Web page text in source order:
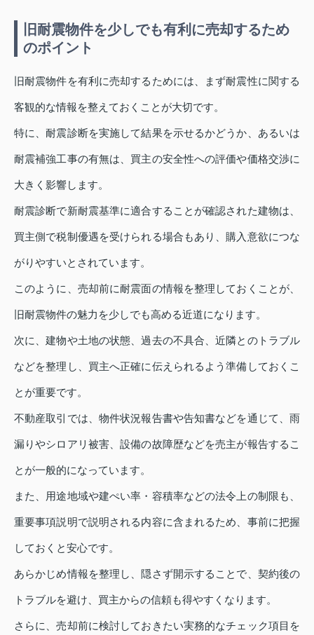
旧耐震物件を少しでも有利に売却するため
のポイント
旧耐震物件を有利に売却するためには、まず耐震性に関する
客観的な情報を整えておくことが大切です。
特に、耐震診断を実施して結果を示せるかどうか、あるいは
耐震補強工事の有無は、買主の安全性への評価や価格交渉に
大きく影響します。
耐震診断で新耐震基準に適合することが確認された建物は、
買主側で税制優遇を受けられる場合もあり、購入意欲につな
がりやすいとされています。
このように、売却前に耐震面の情報を整理しておくことが、
旧耐震物件の魅力を少しでも高める近道になります。
次に、建物や土地の状態、過去の不具合、近隣とのトラブル
などを整理し、買主へ正確に伝えられるよう準備しておくこ
とが重要です。
不動産取引では、物件状況報告書や告知書などを通じて、雨
漏りやシロアリ被害、設備の故障歴などを売主が報告するこ
とが一般的になっています。
また、用途地域や建ぺい率・容積率などの法令上の制限も、
重要事項説明で説明される内容に含まれるため、事前に把握
しておくと安心です。
あらかじめ情報を整理し、隠さず開示することで、契約後の
トラブルを避け、買主からの信頼も得やすくなります。
さらに、売却前に検討しておきたい実務的なチェック項目を